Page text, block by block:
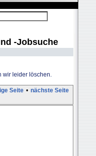
-Jobsuche
leider löschen.
Seite • nächste Seite